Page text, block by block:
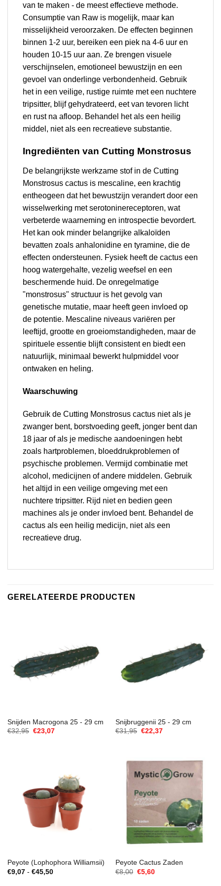
van te maken - de meest effectieve methode.
Consumptie van Raw is mogelijk, maar kan
misselijkheid veroorzaken. De effecten beginnen
binnen 1-2 uur, bereiken een piek na 4-6 uur en
houden 10-15 uur aan. Ze brengen visuele
verschijnselen, emotioneel bewustzijn en een
gevoel van onderlinge verbondenheid. Gebruik
het in een veilige, rustige ruimte met een nuchtere
tripsitter, blijf gehydrateerd, eet van tevoren licht
en rust na afloop. Behandel het als een heilig
middel, niet als een recreatieve substantie.
Ingrediënten van Cutting Monstrosus
De belangrijkste werkzame stof in de Cutting
Monstrosus cactus is mescaline, een krachtig
entheogeen dat het bewustzijn verandert door een
wisselwerking met serotoninereceptoren, wat
verbeterde waarneming en introspectie bevordert.
Het kan ook minder belangrijke alkaloïden
bevatten zoals anhalonidine en tyramine, die de
effecten ondersteunen. Fysiek heeft de cactus een
hoog watergehalte, vezelig weefsel en een
beschermende huid. De onregelmatige
"monstrosus" structuur is het gevolg van
genetische mutatie, maar heeft geen invloed op
de potentie. Mescaline niveaus variëren per
leeftijd, grootte en groeiomstandigheden, maar de
spirituele essentie blijft consistent en biedt een
natuurlijk, minimaal bewerkt hulpmiddel voor
ontwaken en heling.
Waarschuwing
Gebruik de Cutting Monstrosus cactus niet als je
zwanger bent, borstvoeding geeft, jonger bent dan
18 jaar of als je medische aandoeningen hebt
zoals hartproblemen, bloeddrukproblemen of
psychische problemen. Vermijd combinatie met
alcohol, medicijnen of andere middelen. Gebruik
het altijd in een veilige omgeving met een
nuchtere tripsitter. Rijd niet en bedien geen
machines als je onder invloed bent. Behandel de
cactus als een heilig medicijn, niet als een
recreatieve drug.
GERELATEERDE PRODUCTEN
Snijden Macrogona 25 - 29 cm
€32,95 Oorspronkelijke
€23,07Huidige
Snijbruggenii 25 - 29 cm
€31,95 Oorspronkelijke
€22,37Huidige
Peyote (Lophophora Williamsii)
€9,07 - €45,50Prijsklasse:
Peyote Cactus Zaden
€8,00 Oorspronkelijke
prijs
€5,60Huidige